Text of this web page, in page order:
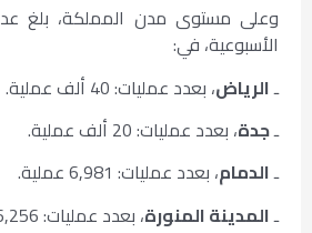
وعلى مستوى مدن المملكة، بلغ
الأسبوعية، في:
ـالرياض، بعدد عمليات: 40 ألف عملية.
ـجدة، بعدد عمليات: 20 ألف عملية.
ـالدمام، بعدد عمليات: 6,981 عملية.
ـالمدينة المنورة، بعدد عمليات: 6,256 عملية.